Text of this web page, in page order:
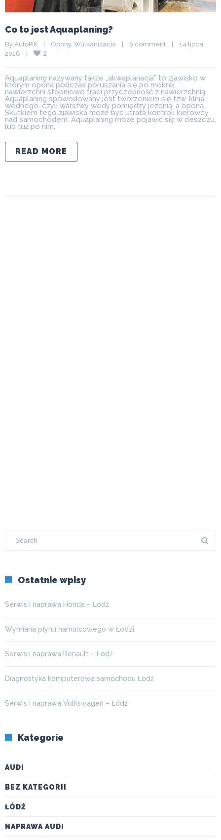
Co to jest Aquaplaning?
By AutoPiK | Opony, Wulkanizacja | 0 comment |
14 lipca,
2016 | 2
Aquaplaning nazywany także „akwaplanacja” to zjawisko w
którym opona podczas poruszania się po mokrej
nawierzchni stopniowo traci przyczepność z nawierzchnią.
Aquaplaning spowodowany jest tworzeniem się tzw. klina
wodnego, czyli warstwy wody pomiędzy jezdnią, a oponą.
Skutkiem tego zjawiska może być utrata kontroli kierowcy
nad samochodem. Aquaplaning może pojawić się w deszczu,
lub tuż po nim,
READ MORE
Ostatnie wpisy
Serwis i naprawa Honda – Łódź
Wymiana płynu hamulcowego w Łodzi
Serwis i naprawa Renault – Łódź
Diagnostyka komputerowa samochodu Łódź
Serwis i naprawa Volkswagen – Łódź
Kategorie
AUDI
BEZ KATEGORII
ŁÓDŹ
NAPRAWA AUDI